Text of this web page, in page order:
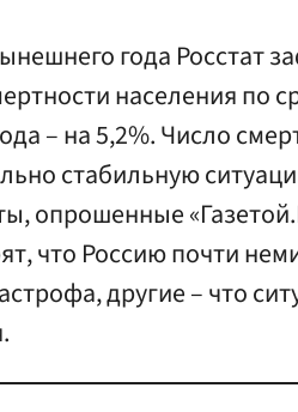
года Росстат
населения по
– на 5,2%. Число
стабильную
опрошенные
что Россию почти
другие – что